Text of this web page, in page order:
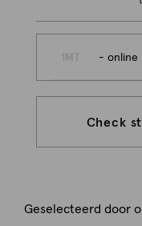
- online
Check
Geselecteerd door